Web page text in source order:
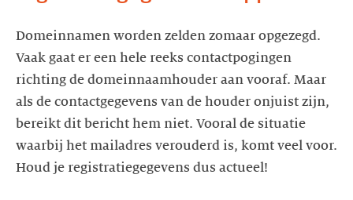
Domeinnamen worden zelden zomaar opgezegd.
Vaak gaat er een hele reeks contactpogingen
richting de domeinnaamhouder aan vooraf. Maar
als de contactgegevens van de houder onjuist zijn,
bereikt dit bericht hem niet. Vooral de situatie
waarbij het mailadres verouderd is, komt veel voor.
Houd je registratiegegevens dus actueel!